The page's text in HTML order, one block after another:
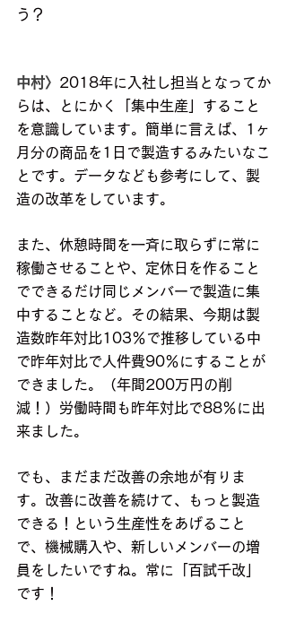
う？
中村〉 2018年に入社し担当となってか
らは、とにかく「集中生産」すること
を意識しています。簡単に言えば、1ヶ
月分の商品を1日で製造するみたいなこ
とです。データなども参考にして、製
造の改革をしています。
また、休憩時間を一斉に取らずに常に
稼働させることや、定休日を作ること
でできるだけ同じメンバーで製造に集
中することなど。その結果、今期は製
造数昨年対比103％で推移している中
で昨年対比で人件費90％にすることが
できました。（年間200万円の削
減！）労働時間も昨年対比で88％に出
来ました。
でも、まだまだ改善の余地が有りま
す。改善に改善を続けて、もっと製造
できる！という生産性をあげること
で、機械購入や、新しいメンバーの増
員をしたいですね。常に「百試千改」
です！